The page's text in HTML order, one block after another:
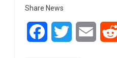
Share News
FacebookTwitter Email